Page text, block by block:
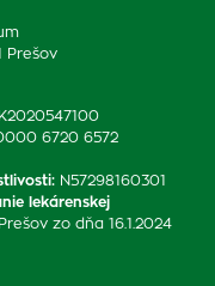
Prešov
6720 6572
: N57298160301
lekárenskej
zo dňa 16.1.2024